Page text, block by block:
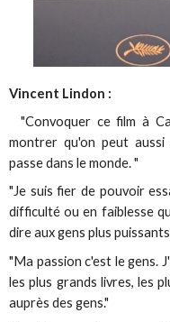
Vincent Lindon :
"Convoquer ce film à
montrer qu'on peut aussi
passe dans le monde. "
"Je suis fier de pouvoir
difficulté ou en faiblesse
dire aux gens plus
"Ma passion c'est le gens.
les plus grands livres, les
auprès des gens."